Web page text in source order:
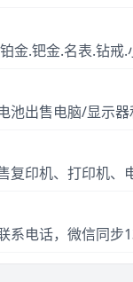
金.钯金.名表.钻戒
池出售电脑/显示
复印机、打印机、
系电话，微信同步